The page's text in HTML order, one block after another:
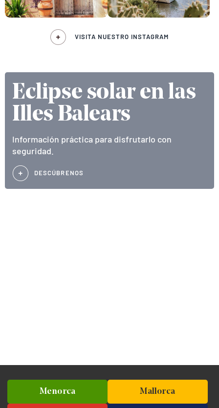
VISITA NUESTRO INSTAGRAM
Eclipse solar en las
Illes Balears
Información práctica para disfrutarlo con
seguridad.
DESCÚBRENOS
Menorca Mallorca